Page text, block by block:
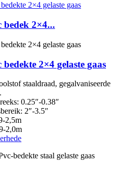
bedek 2×4...
bedekte 2×4 gelaste gaas
staaldraad, gegalvaniseerde
0.25″-0.38″
2″-3.5″
2,5m
2,0m